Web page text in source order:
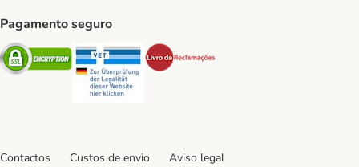
Pagamento seguro
Security Security
Contactos Custos de envio Aviso legal